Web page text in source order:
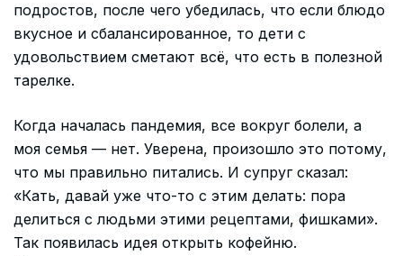
подростов, после чего убедилась, что если блюдо
вкусное и сбалансированное, то дети с
удовольствием сметают всё, что есть в полезной
тарелке.
Когда началась пандемия, все вокруг болели, а
моя семья — нет. Уверена, произошло это потому,
что мы правильно питались. И супруг сказал:
«Кать, давай уже что-то с этим делать: пора
делиться с людьми этими рецептами, фишками».
Так появилась идея открыть кофейню.